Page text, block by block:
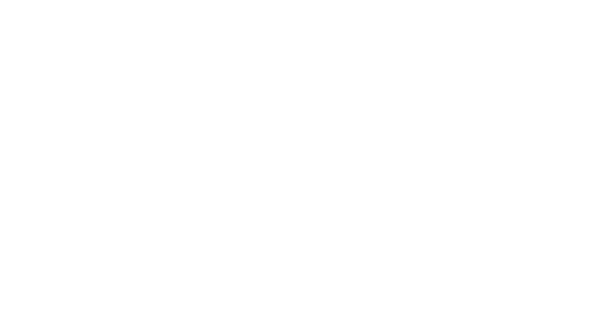
夏の髪と心が瞬時にリ
する【大人気のドライシ